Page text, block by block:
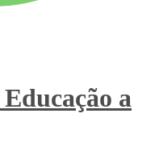
Educação a